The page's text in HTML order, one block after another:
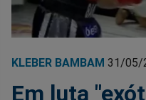
KLEBER BAMBAM 31/05/
Em luta